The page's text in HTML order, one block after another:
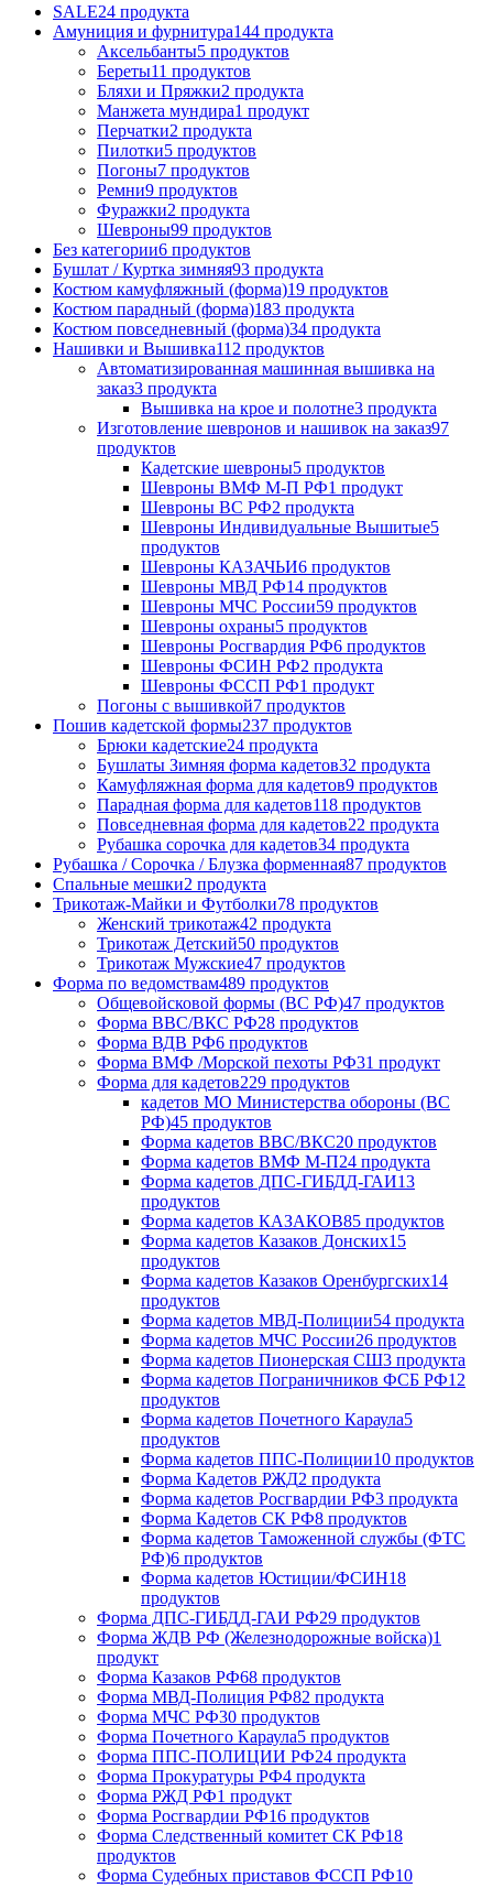
SALE24 продукта
Амуниция и фурнитура144 продукта
Аксельбанты5 продуктов
Береты11 продуктов
Бляхи и Пряжки2 продукта
Манжета мундира1 продукт
Перчатки2 продукта
Пилотки5 продуктов
Погоны7 продуктов
Ремни9 продуктов
Фуражки2 продукта
Шевроны99 продуктов
Без категории6 продуктов
Бушлат / Куртка зимняя93 продукта
Костюм камуфляжный (форма)19 продуктов
Костюм парадный (форма)183 продукта
Костюм повседневный (форма)34 продукта
Нашивки и Вышивка112 продуктов
Автоматизированная машинная вышивка на
заказ3 продукта
Вышивка на крое и полотне3 продукта
Изготовление шевронов и нашивок на заказ97
продуктов
Кадетские шевроны5 продуктов
Шевроны ВМФ М-П РФ1 продукт
Шевроны ВС РФ2 продукта
Шевроны Индивидуальные Вышитые5
продуктов
Шевроны КАЗАЧЬИ6 продуктов
Шевроны МВД РФ14 продуктов
Шевроны МЧС России59 продуктов
Шевроны охраны5 продуктов
Шевроны Росгвардия РФ6 продуктов
Шевроны ФСИН РФ2 продукта
Шевроны ФССП РФ1 продукт
Погоны с вышивкой7 продуктов
Пошив кадетской формы237 продуктов
Брюки кадетские24 продукта
Бушлаты Зимняя форма кадетов32 продукта
Камуфляжная форма для кадетов9 продуктов
Парадная форма для кадетов118 продуктов
Повседневная форма для кадетов22 продукта
Рубашка сорочка для кадетов34 продукта
Рубашка / Сорочка / Блузка форменная87 продуктов
Спальные мешки2 продукта
Трикотаж-Майки и Футболки78 продуктов
Женский трикотаж42 продукта
Трикотаж Детский50 продуктов
Трикотаж Мужские47 продуктов
Форма по ведомствам489 продуктов
Общевойсковой формы (ВС РФ)47 продуктов
Форма ВВС/ВКС РФ28 продуктов
Форма ВДВ РФ6 продуктов
Форма ВМФ /Морской пехоты РФ31 продукт
Форма для кадетов229 продуктов
кадетов МО Министерства обороны (ВС
РФ)45 продуктов
Форма кадетов ВВС/ВКС20 продуктов
Форма кадетов ВМФ М-П24 продукта
Форма кадетов ДПС-ГИБДД-ГАИ13
продуктов
Форма кадетов КАЗАКОВ85 продуктов
Форма кадетов Казаков Донских15
продуктов
Форма кадетов Казаков Оренбургских14
продуктов
Форма кадетов МВД-Полиции54 продукта
Форма кадетов МЧС России26 продуктов
Форма кадетов Пионерская СШ3 продукта
Форма кадетов Пограничников ФСБ РФ12
продуктов
Форма кадетов Почетного Караула5
продуктов
Форма кадетов ППС-Полиции10 продуктов
Форма Кадетов РЖД2 продукта
Форма кадетов Росгвардии РФ3 продукта
Форма Кадетов СК РФ8 продуктов
Форма кадетов Таможенной службы (ФТС
РФ)6 продуктов
Форма кадетов Юстиции/ФСИН18
продуктов
Форма ДПС-ГИБДД-ГАИ РФ29 продуктов
Форма ЖДВ РФ (Железнодорожные войска)1
продукт
Форма Казаков РФ68 продуктов
Форма МВД-Полиция РФ82 продукта
Форма МЧС РФ30 продуктов
Форма Почетного Караула5 продуктов
Форма ППС-ПОЛИЦИИ РФ24 продукта
Форма Прокуратуры РФ4 продукта
Форма РЖД РФ1 продукт
Форма Росгвардии РФ16 продуктов
Форма Следственный комитет СК РФ18
продуктов
Форма Судебных приставов ФССП РФ10